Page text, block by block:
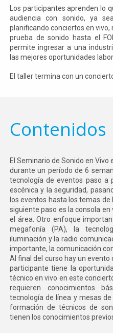
Los participantes aprenden lo
audiencia con sonido, ya
planificando conciertos en
prueba de sonido hasta el
permite ingresar a una
las mejores oportunidades
El taller termina con un concierto
Contenidos
El Seminario de Sonido en Vivo
durante un período de 6
tecnología de eventos paso a
escénica y la seguridad,
los eventos hasta los temas de
siguiente paso es la consola
el área. Otro enfoque
megafonía (PA), la
iluminación y la radio
importante, la comunicación
Al final del curso hay un evento
participante tiene la
técnico en vivo en este
requieren conocimientos
tecnología de línea y mesas
formación de técnicos de
tienen los conocimientos